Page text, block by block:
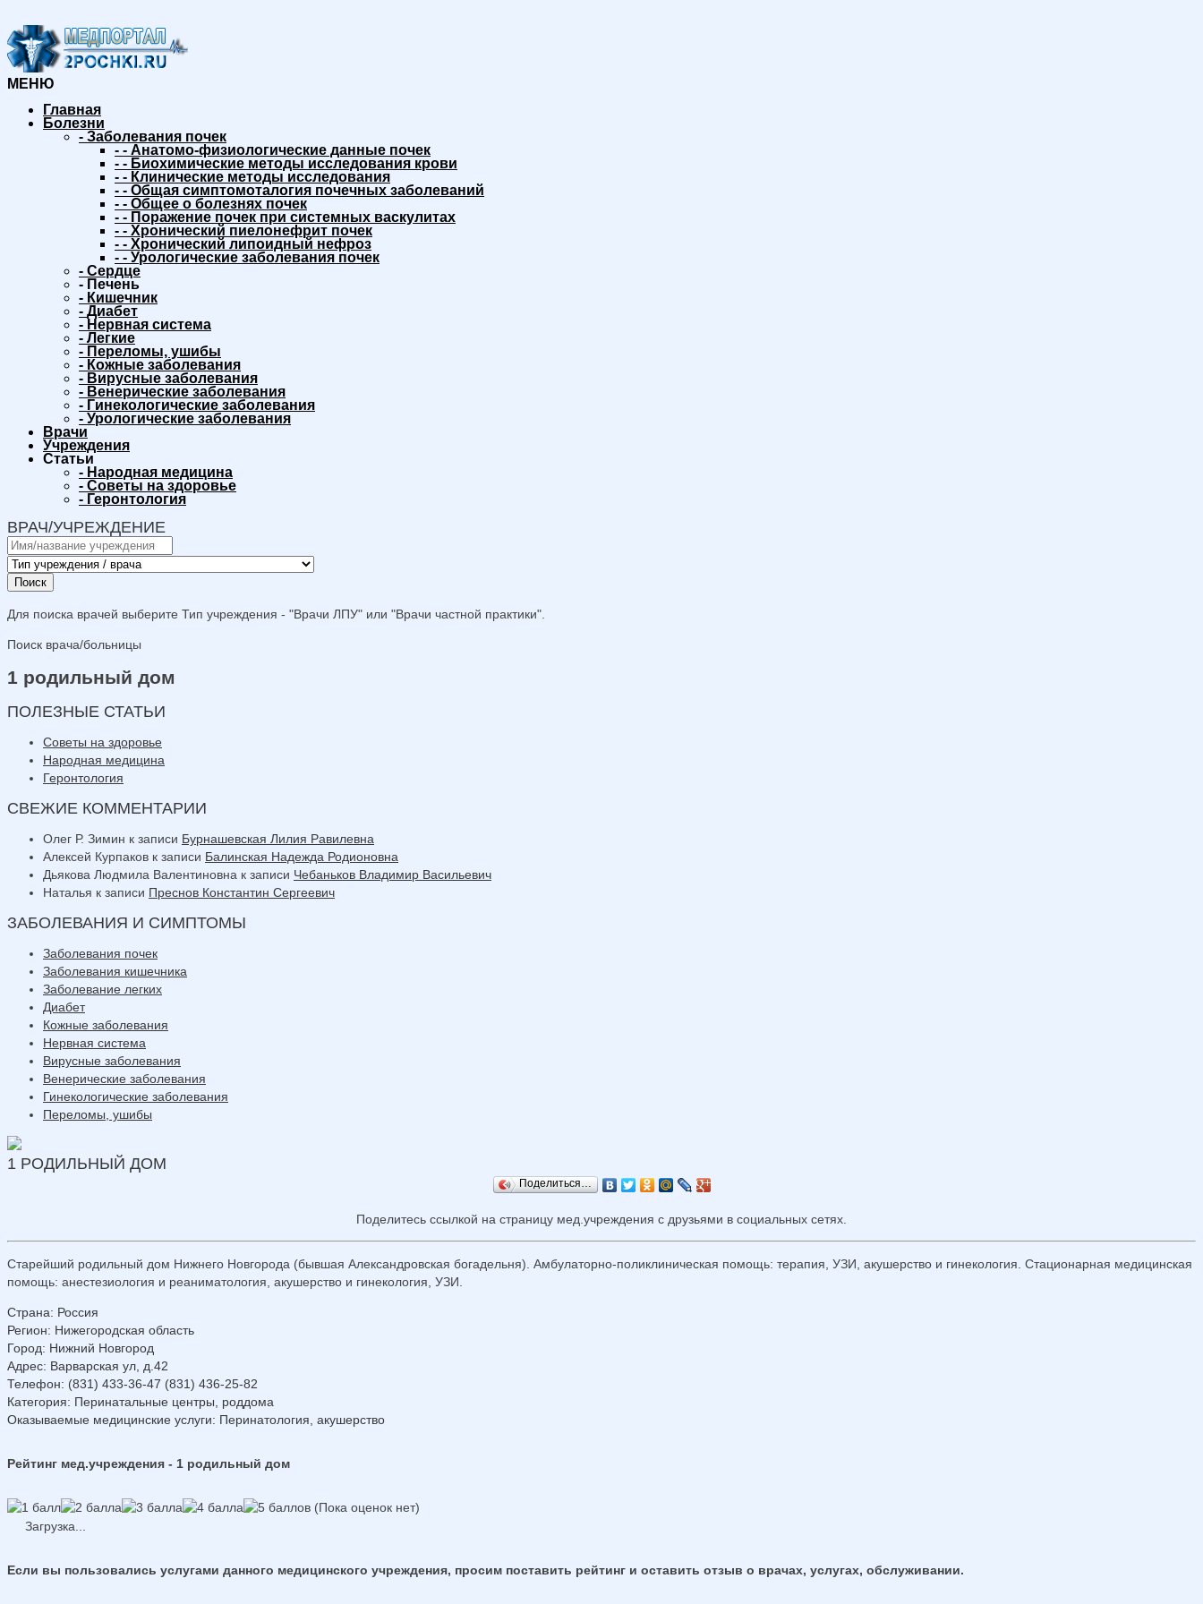
МЕНЮ
Главная
Болезни
- Заболевания почек
- - Анатомо-физиологические данные почек
- - Биохимические методы исследования крови
- - Клинические методы исследования
- - Общая симптомоталогия почечных заболеваний
- - Общее о болезнях почек
- - Поражение почек при системных васкулитах
- - Хронический пиелонефрит почек
- - Хронический липоидный нефроз
- - Урологические заболевания почек
- Сердце
- Печень
- Кишечник
- Диабет
- Нервная система
- Легкие
- Переломы, ушибы
- Кожные заболевания
- Вирусные заболевания
- Венерические заболевания
- Гинекологические заболевания
- Урологические заболевания
Врачи
Учреждения
Статьи
- Народная медицина
- Советы на здоровье
- Геронтология
ВРАЧ/УЧРЕЖДЕНИЕ
Поиск
Для поиска врачей выберите Тип учреждения - "Врачи ЛПУ" или "Врачи частной практики".
Поиск врача/больницы
1 родильный дом
ПОЛЕЗНЫЕ СТАТЬИ
Советы на здоровье
Народная медицина
Геронтология
СВЕЖИЕ КОММЕНТАРИИ
Олег Р. Зимин к записи Бурнашевская Лилия Равилевна
Алексей Курпаков к записи Балинская Надежда Родионовна
Дьякова Людмила Валентиновна к записи Чебаньков Владимир Васильевич
Наталья к записи Преснов Константин Сергеевич
ЗАБОЛЕВАНИЯ И СИМПТОМЫ
Заболевания почек
Заболевания кишечника
Заболевание легких
Диабет
Кожные заболевания
Нервная система
Вирусные заболевания
Венерические заболевания
Гинекологические заболевания
Переломы, ушибы
1 РОДИЛЬНЫЙ ДОМ
Поделиться…
Поделитесь ссылкой на страницу мед.учреждения с друзьями в социальных сетях.
Старейший родильный дом Нижнего Новгорода (бывшая Александровская богадельня). Амбулаторно-поликлиническая помощь: терапия, УЗИ, акушерство и гинекология. Стационарная медицинская
помощь: анестезиология и реаниматология, акушерство и гинекология, УЗИ.
Страна: Россия
Регион: Нижегородская область
Город: Нижний Новгород
Адрес: Варварская ул, д.42
Телефон: (831) 433-36-47 (831) 436-25-82
Категория: Перинатальные центры, роддома
Оказываемые медицинские услуги: Перинатология, акушерство
Рейтинг мед.учреждения - 1 родильный дом
(Пока оценок нет)
Загрузка...
Если вы пользовались услугами данного медицинского учреждения, просим поставить рейтинг и оставить отзыв о врачах, услугах, обслуживании.